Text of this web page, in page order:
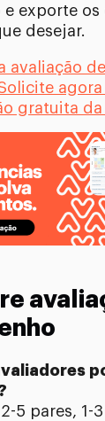
e exporte os
desejar.
avaliação
agora
gratuita
5 pares, 1-